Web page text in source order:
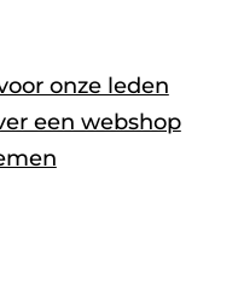
onze leden
een webshop